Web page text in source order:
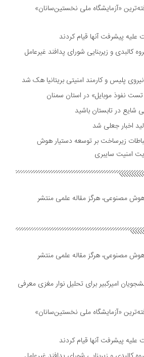
«آزمایشگاه ملی نخستین‌سانان»
علیه پیشرفت آنها قیام کردند
کالبدی و زیربنایی شورای پدافند غیرعامل
نفوذ موبایل» در استان سمنان
اخبار جعلی شد
زیرساخت بر توسعه دستیار هوش
امنیت سایبری
مصنوعی، هرگز مقاله علمی منتشر
مصنوعی، هرگز مقاله علمی منتشر
امیرکبیر برای تحلیل نوار مغزی معرفی
«آزمایشگاه ملی نخستین‌سانان»
علیه پیشرفت آنها قیام کردند